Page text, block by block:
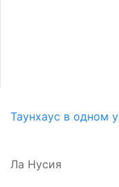
Таунхаус в одном
Ла Нусия